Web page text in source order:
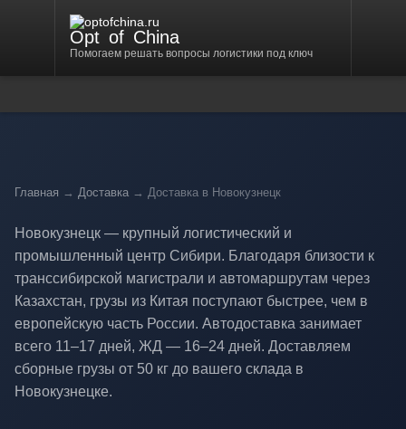
Opt of China
Помогаем решать вопросы логистики под ключ
Главная → Доставка → Доставка в Новокузнецк
Новокузнецк — крупный логистический и
промышленный центр Сибири. Благодаря близости к
транссибирской магистрали и автомаршрутам через
Казахстан, грузы из Китая поступают быстрее, чем в
европейскую часть России. Автодоставка занимает
всего 11–17 дней, ЖД — 16–24 дней. Доставляем
сборные грузы от 50 кг до вашего склада в
Новокузнецке.